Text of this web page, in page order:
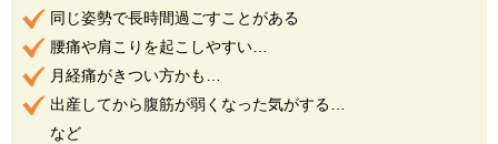
同じ姿勢で長時間過ごすことがある
腰痛や肩こりを起こしやすい…
月経痛がきつい方かも…
出産してから腹筋が弱くなった気がする…
など